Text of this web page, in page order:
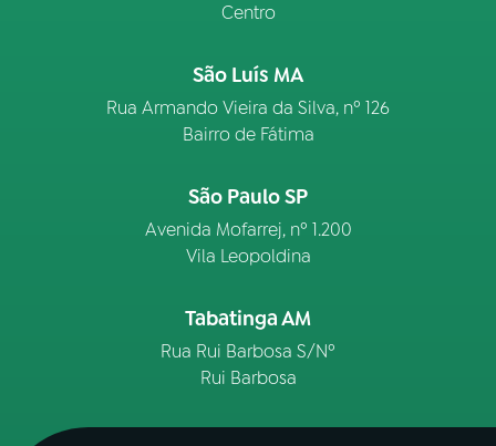
Centro
São Luís MA
Rua Armando Vieira da Silva, nº 126
Bairro de Fátima
São Paulo SP
Avenida Mofarrej, nº 1.200
Vila Leopoldina
Tabatinga AM
Rua Rui Barbosa S/Nº
Rui Barbosa